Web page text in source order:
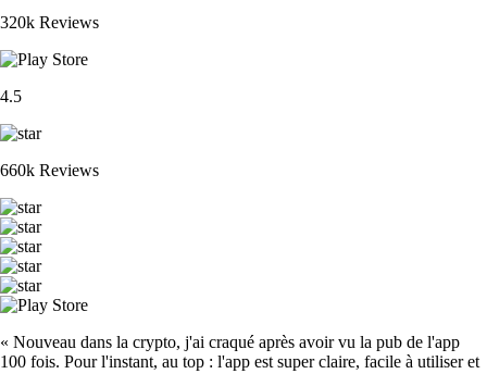
320k Reviews
4.5
660k Reviews
« Nouveau dans la crypto, j'ai craqué après avoir vu la pub de l'app
100 fois. Pour l'instant, au top : l'app est super claire, facile à utiliser et